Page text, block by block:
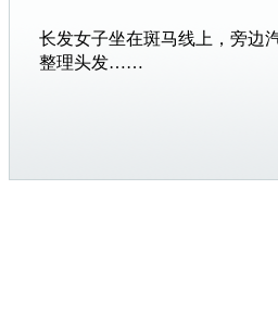
长发女子坐在斑马线上，旁边
整理头发……